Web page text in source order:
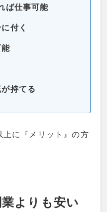
ば仕事可能
付く
持てる
に『メリット』の方
よりも安い